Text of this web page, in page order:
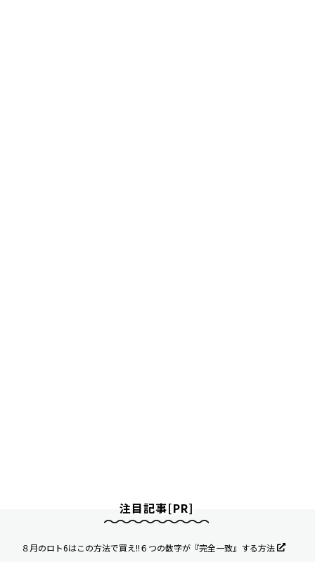
注目記事[PR]
８月のロト6はこの方法で買え!!６つの数字が『完全一致』する方法